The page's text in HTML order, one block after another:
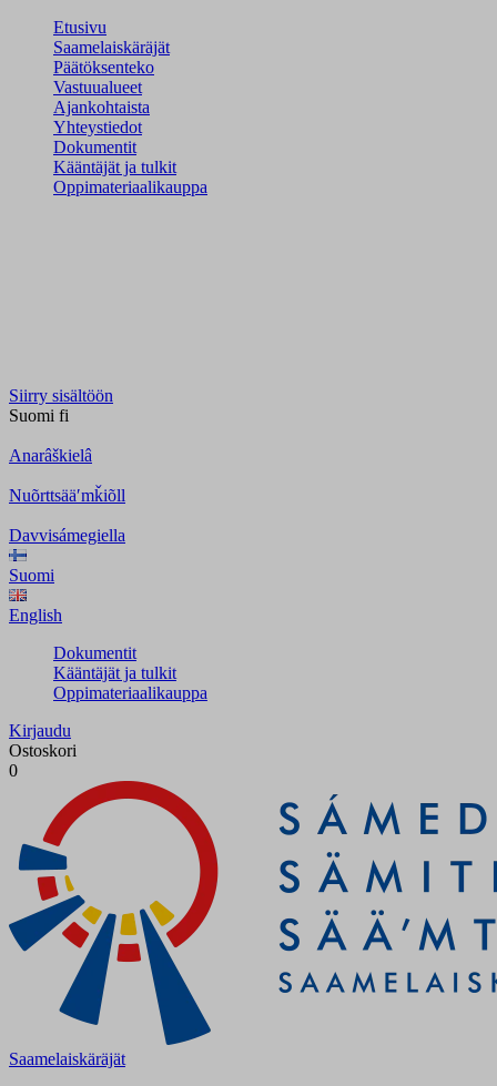
Etusivu
Saamelaiskäräjät
Päätöksenteko
Vastuualueet
Ajankohtaista
Yhteystiedot
Dokumentit
Kääntäjät ja tulkit
Oppimateriaalikauppa
Siirry sisältöön
Suomi fi
Anarâškielâ
Nuõrttsääʹmǩiõll
Davvisámegiella
Suomi
English
Dokumentit
Kääntäjät ja tulkit
Oppimateriaalikauppa
Kirjaudu
Ostoskori
0
Saamelaiskäräjät